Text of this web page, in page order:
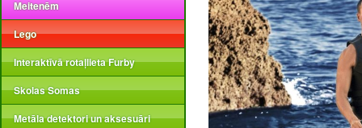
Meitenēm
Lego
Interaktīvā rotaļlieta Furby
Skolas Somas
Metāla detektori un aksesuāri